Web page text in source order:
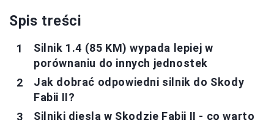
Spis treści
Silnik 1.4 (85 KM) wypada lepiej w
porównaniu do innych jednostek
Jak dobrać odpowiedni silnik do Skody
Fabii II?
Silniki diesla w Skodzie Fabii II - co warto